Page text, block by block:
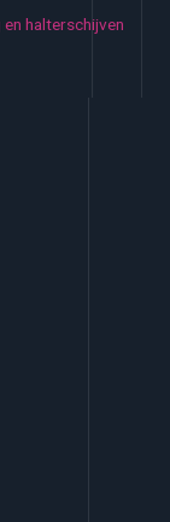
halterschijven